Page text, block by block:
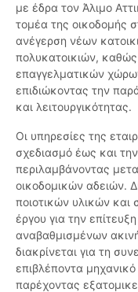
με έδρα τον Άλιμο
τομέα της οικοδομής
ανέγερση νέων
πολυκατοικιών, καθώς
επαγγελματικών
επιδιώκοντας την
και λειτουργικότητας.
Οι υπηρεσίες της
σχεδιασμό έως και
περιλαμβάνοντας
οικοδομικών αδειών.
ποιοτικών υλικών και
έργου για την
αναβαθμισμένων
διακρίνεται για τη
επιβλέποντα
παρέχοντας